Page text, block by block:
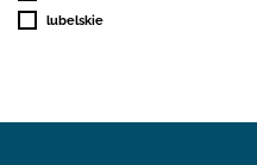
lubelskie